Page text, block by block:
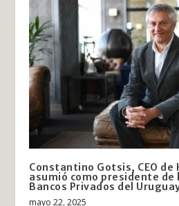
Constantino Gotsis, CEO de
asumió como presidente de
Bancos Privados del
mayo 22, 2025